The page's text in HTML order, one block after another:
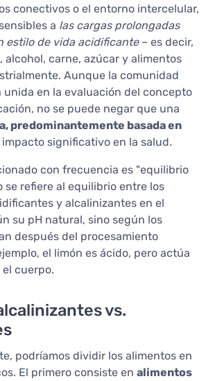
conectivos o el entorno intercelular,
a las cargas prolongadas
estilo de vida acidificante– es decir,
alcohol, carne, azúcar y alimentos
Aunque la comunidad
en la evaluación del concepto
no se puede negar que una
predominantemente basada en
significativo en la salud.
con frecuencia es "equilibrio
se refiere al equilibrio entre los
y alcalinizantes en el
su pH natural, sino según los
después del procesamiento
el limón es ácido, pero actúa
cuerpo.
vs.
podríamos dividir los alimentos en
El primero consiste en alimentos